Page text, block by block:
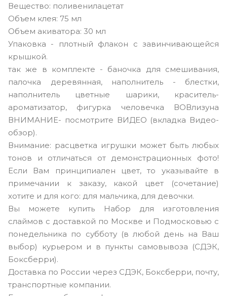
Вещество: поливенилацетат
Объем клея: 75 мл
Объем акиватора: 30 мл
Упаковка - плотный флакон с завинчивающейся
крышкой.
так же в комплекте - баночка для смешивания,
палочка деревянная, наполнитель - блестки,
наполнитель цветные шарики, краситель-
ароматизатор, фигурка человечка ВОВлизуна
ВНИМАНИЕ- посмотрите ВИДЕО (вкладка Видео-
обзор).
Внимание: расцветка игрушки может быть любых
тонов и отличаться от демонстрационных фото!
Если Вам принципиален цвет, то указывайте в
примечании к заказу, какой цвет (сочетание)
хотите и для кого: для мальчика, для девочки.
Вы можете купить Набор для изготовления
слаймов с доставкой по Москве и Подмосковью с
понедельника по субботу (в любой день на Ваш
выбор) курьером и в пункты самовывоза (СДЭК,
Боксберри).
Доставка по России через СДЭК, Боксберри, почту,
транспортные компании.